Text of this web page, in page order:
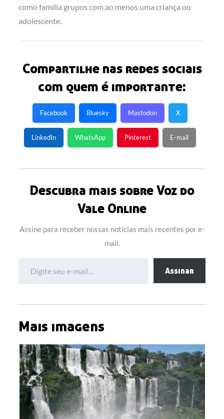
como família grupos com ao menos uma criança ou
adolescente.
Compartilhe nas redes sociais
com quem é importante:
Facebook Bluesky Mastodon X
LinkedIn WhatsApp Pinterest E-mail
Descubra mais sobre Voz do
Vale Online
Assine para receber nossas notícias mais recentes por e-
mail.
Assinar
Mais imagens